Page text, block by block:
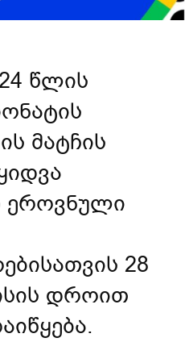
წლის
მატჩის
ეროვნული
28
დროით